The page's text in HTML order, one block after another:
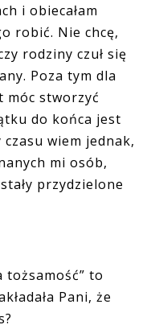
i obiecałam
robić. Nie chcę,
rodziny czuł się
Poza tym dla
móc stworzyć
do końca jest
wiem jednak,
mi osób,
przydzielone
tożsamość” to
Pani, że